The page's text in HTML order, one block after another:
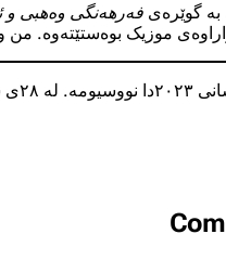
بە گوێرەیفەرهەنگی وەهبی و
موزیک بوەستێتەوە. من